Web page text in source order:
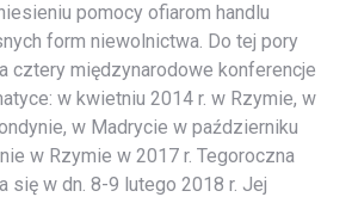
pomocy ofiarom handlu
form niewolnictwa. Do tej pory
cztery międzynarodowe konferencje
w kwietniu 2014 r. w Rzymie, w
w Madrycie w październiku
w Rzymie w 2017 r. Tegoroczna
się w dn. 8-9 lutego 2018 r. Jej